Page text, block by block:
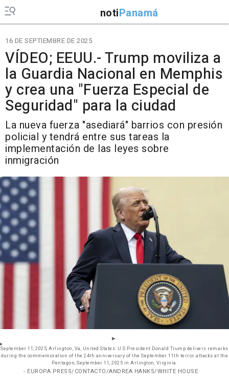
notiPanamá
16 DE SEPTIEMBRE DE 2025
VÍDEO; EEUU.- Trump moviliza a
la Guardia Nacional en Memphis
y crea una "Fuerza Especial de
Seguridad" para la ciudad
La nueva fuerza "asediará" barrios con presión
policial y tendrá entre sus tareas la
implementación de las leyes sobre
inmigración
September 11, 2025, Arlington, Va, United States: U.S President Donald Trump delivers remarks
during the commemoration of the 24th anniversary of the September 11th terror attacks at the
Pentagon, September 11, 2025 in Arlington, Virginia.
- EUROPA PRESS/CONTACTO/ANDREA HANKS/WHITE HOUSE